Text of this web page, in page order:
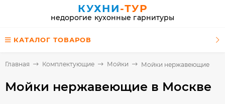
КУХНИ-ТУР
недорогие кухонные гарнитуры
КАТАЛОГ ТОВАРОВ
Главная Комплектующие Мойки Мойки нержавеющие
Мойки нержавеющие в Москве